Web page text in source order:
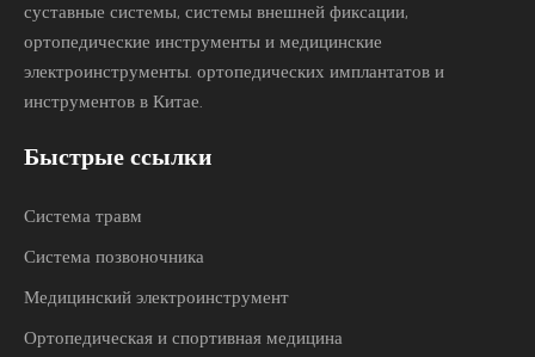
суставные системы, системы внешней фиксации,
ортопедические инструменты и медицинские
электроинструменты. ортопедических имплантатов и
инструментов в Китае.
Быстрые ссылки
Система травм
Система позвоночника
Медицинский электроинструмент
Ортопедическая и спортивная медицина